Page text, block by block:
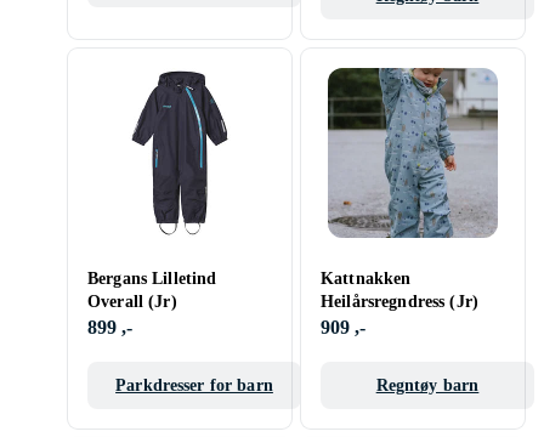
Bergans Lilletind
Overall (Jr)
899 ,-
Parkdresser for barn
Kattnakken
Heilårsregndress (Jr)
909 ,-
Regntøy barn